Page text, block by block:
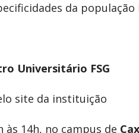
da população
Universitário FSG
site da instituição
às 14h, no campus de